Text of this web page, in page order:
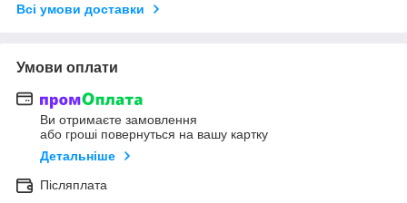
Всі умови доставки
Умови оплати
Ви отримаєте замовлення
або гроші повернуться на вашу картку
Детальніше
Післяплата